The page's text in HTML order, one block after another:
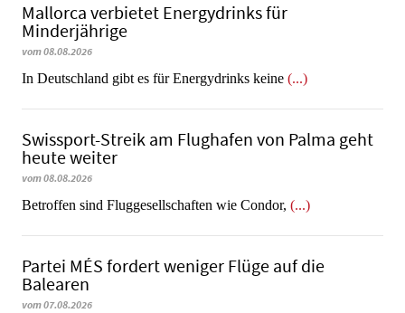
Mallorca verbietet Energydrinks für
Minderjährige
vom 08.08.2026
In Deutschland gibt es für Energydrinks keine (...)
Swissport-Streik am Flughafen von Palma geht
heute weiter
vom 08.08.2026
Betroffen sind Fluggesellschaften wie Condor, (...)
Partei MÉS fordert weniger Flüge auf die
Balearen
vom 07.08.2026